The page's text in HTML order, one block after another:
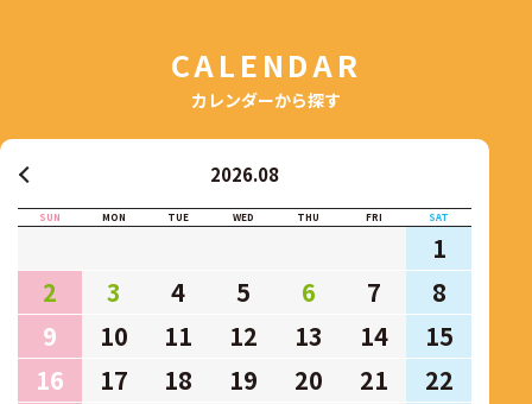
CALENDAR
カレンダーから探す
2026.08
SUN MON TUE WED THU FRI SAT
1
2
3 4 5 6 7
8
9
10 11 12 13 14
15
16
17 18 19 20 21
22